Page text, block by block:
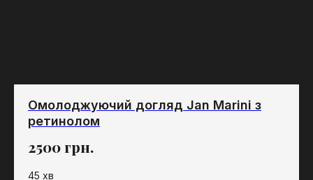
Омолоджуючий догляд Jan Marini з
ретинолом
2500 грн.
45 хв